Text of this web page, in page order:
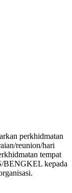
perkhidmatan
reunion/hari
tempat
BENGKEL kepada